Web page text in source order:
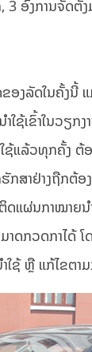
ອົງການຈັດຕັ້
ອງລັດໃນຄັ້ງນີ້
ຊ້ເຂົ້າໃນວຽກ
ແລ້ວທຸກຄັ້ງ ຕ້
ສາຢ່າງຖືກຕ້ອ
ແຜ່ນກາໝາຍນໍ
າດກວດກາໄດ້
ຊ້ ຫຼື ແກ້ໄຂຕາ